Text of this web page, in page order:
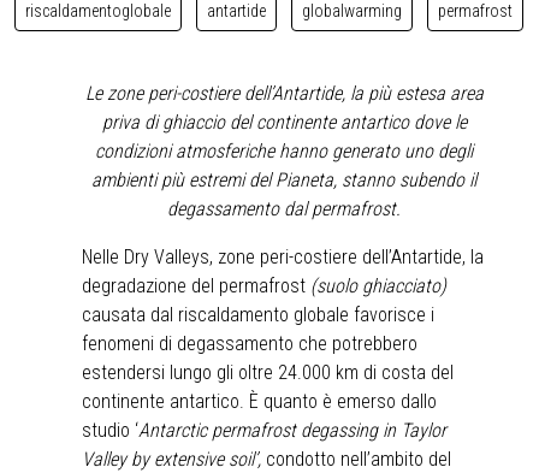
riscaldamentoglobale antartide globalwarming permafrost
Le zone peri-costiere dell’Antartide, la più estesa area
priva di ghiaccio del continente antartico dove le
condizioni atmosferiche hanno generato uno degli
ambienti più estremi del Pianeta, stanno subendo il
degassamento dal permafrost.
Nelle Dry Valleys, zone peri-costiere dell’Antartide, la
degradazione del permafrost (suolo ghiacciato)
causata dal riscaldamento globale favorisce i
fenomeni di degassamento che potrebbero
estendersi lungo gli oltre 24.000 km di costa del
continente antartico. È quanto è emerso dallo
studio ‘Antarctic permafrost degassing in Taylor
Valley by extensive soil’, condotto nell’ambito del